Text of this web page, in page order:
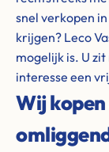
snel verkopen
krijgen? Leco
mogelijk is. U
interesse een
Wij